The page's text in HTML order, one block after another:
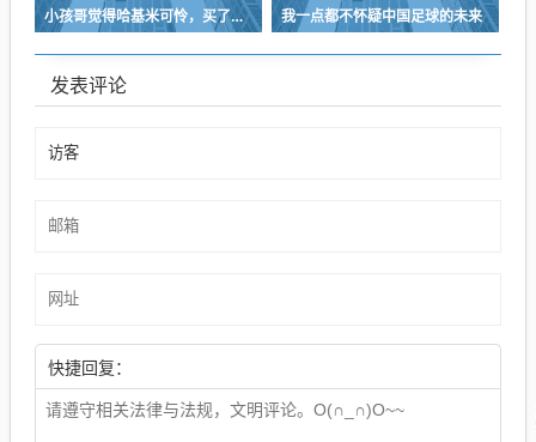
小孩哥觉得哈基米可怜，买了火腿肠喂哈基米，结果哈基米直接叼走他的鹦鹉… 我一点都不怀疑中国足球的未来
发表评论
快捷回复：